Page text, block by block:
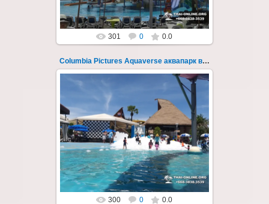
301 0 0.0
Columbia Pictures Aquaverse аквапарк в Паттайе 27
23.10.2022
Columbia Pictures Aquaverse - новый
тематический аквапарк в Паттайе.
Открыт в октябре 2022 после
модернизации и смены...
Thai-Online
300 0 0.0